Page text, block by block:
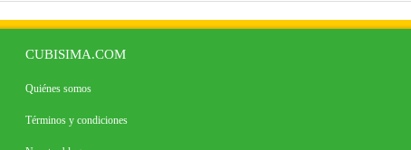
CUBISIMA.COM
Quiénes somos
Términos y condiciones